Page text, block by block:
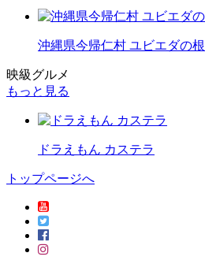
沖縄県今帰仁村 ユビエダの根
映級グルメ
もっと見る
ドラえもん カステラ
トップページへ